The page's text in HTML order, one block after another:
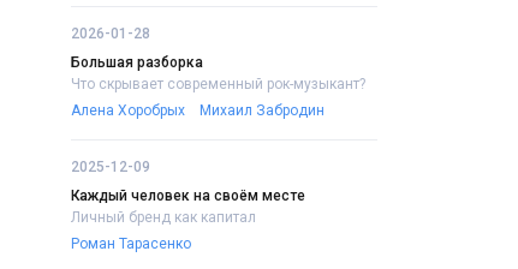
2026-01-28
Большая разборка
Что скрывает современный рок-музыкант?
Алена Хоробрых
Михаил Забродин
2025-12-09
Каждый человек на своём месте
Личный бренд как капитал
Роман Тарасенко